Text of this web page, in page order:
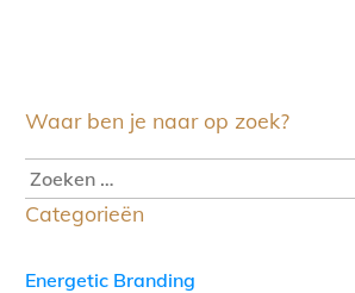
Waar ben je naar op zoek?
Categorieën
Energetic Branding